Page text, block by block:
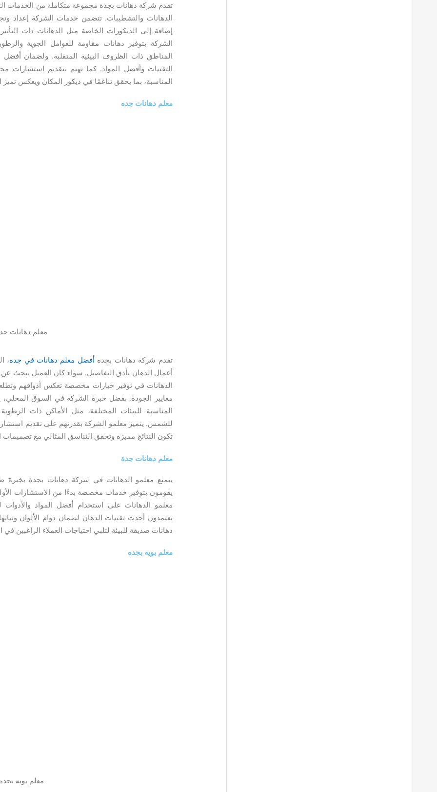
تقدم شركة دهانات بجدة مجموعة متكاملة من الخدمات
الدهانات والتشطيبات. تتضمن خدمات الشركة إعداد
إضافة إلى الديكورات الخاصة مثل الدهانات ذات
الشركة بتوفير دهانات مقاومة للعوامل الجوية
المناطق ذات الظروف البيئية المتقلبة. ولضمان أفضل
التقنيات وأفضل المواد. كما تهتم بتقديم استشارات
المناسبة، بما يحقق تناغمًا في ديكور المكان ويعكس تميز
معلم دهانات جده
معلم دهانات
تقدم شركة دهانات بجده أفضل معلم دهانات في جده،
أعمال الدهان بأدق التفاصيل. سواء كان العميل يبحث
الدهانات في توفير خيارات مخصصة تعكس أذواقهم
معايير الجودة. بفضل خبرة الشركة في السوق المحلي،
المناسبة للبيئات المختلفة، مثل الأماكن ذات
للشمس. يتميز معلمو الشركة بقدرتهم على تقديم
تكون النتائج مميزة وتحقق التناسق المثالي مع تصميمات
معلم دهانات جدة
يتمتع معلمو الدهانات في شركة دهانات بجدة بخبرة
يقومون بتوفير خدمات مخصصة بدءًا من الاستشارات
معلمو الدهانات على استخدام أفضل المواد والأدوات
يعتمدون أحدث تقنيات الدهان لضمان دوام الألوان
دهانات صديقة للبيئة لتلبي احتياجات العملاء الراغبين
معلم بويه بجده
معلم بويه